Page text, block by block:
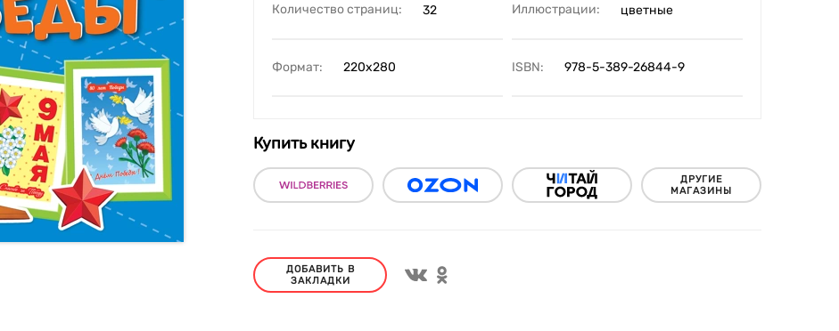
Количество страниц: 32 Иллюстрации: цветные
Формат: 220х280 ISBN: 978-5-389-26844-9
Купить книгу
ДРУГИЕ
МАГАЗИНЫ
ДОБАВИТЬ В
ЗАКЛАДКИ